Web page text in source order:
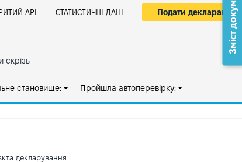
АРІ СТАТИСТИЧНІ ДАНІ Подати декларацію
скрізь
становище: Пройшла автоперевірку:
декларування
Зміст документа